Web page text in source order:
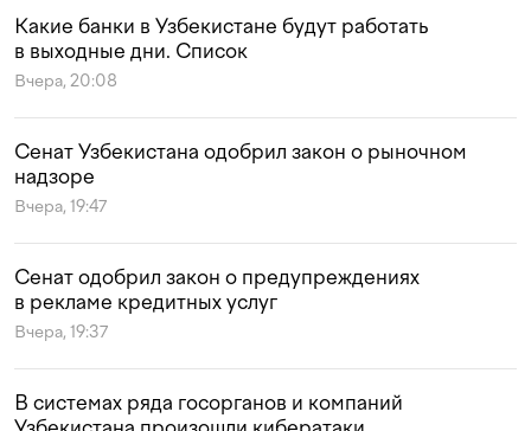
Какие банки в Узбекистане будут работать
в выходные дни. Список
Вчера, 20:08
Сенат Узбекистана одобрил закон о рыночном
надзоре
Вчера, 19:47
Сенат одобрил закон о предупреждениях
в рекламе кредитных услуг
Вчера, 19:37
В системах ряда госорганов и компаний